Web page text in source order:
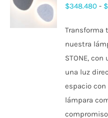
ESTE
PRODUCTO
TIENE
MÚLTIPLES
VARIANTES.
$348.480 - $
Transforma
nuestra
STONE,
una luz
espacio
lámpara